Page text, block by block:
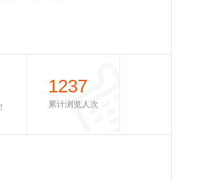
1237
累计浏览人次